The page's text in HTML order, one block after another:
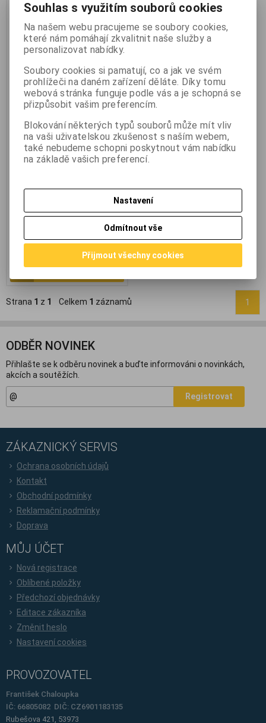
Výrobce:Werk Group
Katalogové číslo:ha_V105D
Záruka (měsíců): 24
Termín dodání (dny): skladem
Skladem:2 ks
Hmotnost:
EAN:5907451319918
Verk 15793 bílý Automatický
dávkovač mýdla. Verk
Automatický dávkovač mýdla
dávkovač mýdla 250ml
bezdotykový. Moderní
hygienické zařízení do koupelny,
se kterým odpadá nutnost sahat
na ulepenou pumpičku nebo na
funguje na principu pohybového
(11,458 EUR)
223,40 Kč(9,466 EUR)(Vaše cena
Přidat do košíku
Strana 1 z 1 Celkem 1 záznamů 1
ODBĚR NOVINEK
Přihlašte se k odběru novinek a buďte informováni o novinkách,
akcích a soutěžích.
Registrovat
ZÁKAZNICKÝ SERVIS
Ochrana osobních údajů
Kontakt
Obchodní podmínky
Reklamační podmínky
Doprava
MŮJ ÚČET
Nová registrace
Oblíbené položky
Předchozí objednávky
Editace zákazníka
Změnit heslo
Nastavení cookies
PROVOZOVATEL
František Chaloupka
IČ: 66805082 DIČ: CZ6901183135
Rubešova 421, 53973
Souhlas s využitím souborů cookies
Na našem webu pracujeme se soubory cookies,
které nám pomáhají zkvalitnit naše služby a
personalizovat nabídky.
Soubory cookies si pamatují, co a jak ve svém
prohlížeči na daném zařízení děláte. Díky tomu
webová stránka funguje podle vás a je schopná se
přizpůsobit vašim preferencím.
Blokování některých typů souborů může mít vliv
na vaši uživatelskou zkušenost s naším webem,
také nebudeme schopni poskytnout vám nabídku
na základě vašich preferencí.
Nastavení
Odmítnout vše
Přijmout všechny cookies